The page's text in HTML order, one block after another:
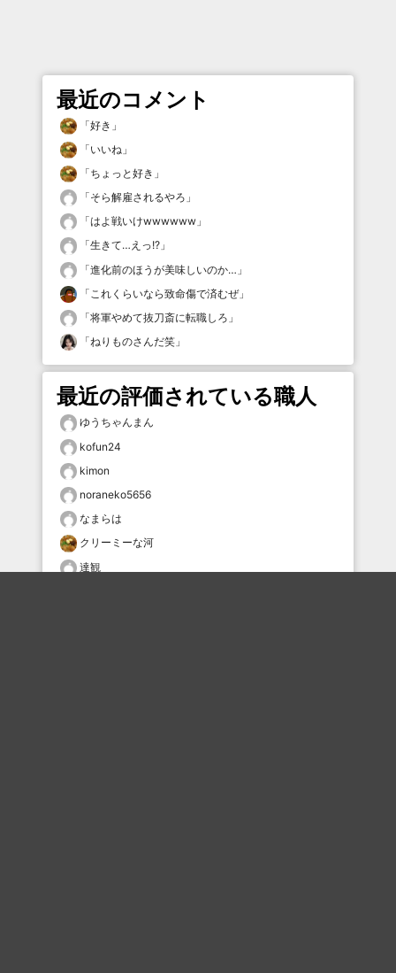
最近のコメント
「好き 」
「いいね 」
「ちょっと好き 」
「そら解雇されるやろ 」
「はよ戦いけwwwwww 」
「生きて…えっ!? 」
「進化前のほうが美味しいのか… 」
「 これくらいなら致命傷で済むぜ」
「将軍やめて抜刀斎に転職しろ 」
「ねりものさんだ笑 」
最近の評価されている職人
ゆうちゃんまん
kofun24
kimon
noraneko5656
なまらは
クリーミーな河
達観